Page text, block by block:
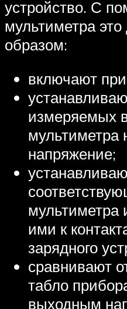
устройство. С
мультиметра
образом:
включают
измеряемых
мультиметра
напряжение;
мультиметра
ими к
зарядного
сравнивают
табло
выходным